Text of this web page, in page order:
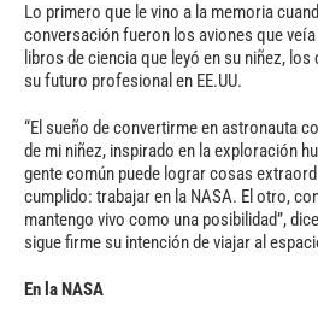
Lo primero que le vino a la memoria
conversación fueron los aviones que
libros de ciencia que leyó en su niñez,
su futuro profesional en EE.UU.
“El sueño de convertirme en astronauta
de mi niñez, inspirado en la exploración
gente común puede lograr cosas
cumplido: trabajar en la NASA. El otro,
mantengo vivo como una posibilidad”,
sigue firme su intención de viajar al
En la NASA